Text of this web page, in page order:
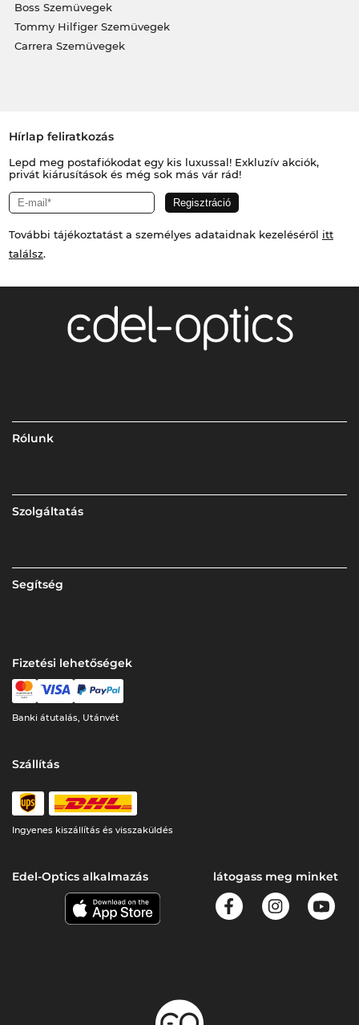
Boss Szemüvegek
Tommy Hilfiger Szemüvegek
Carrera Szemüvegek
Hírlap feliratkozás
Lepd meg postafiókodat egy kis luxussal! Exkluzív akciók,
privát kiárusítások és még sok más vár rád!
További tájékoztatást a személyes adataidnak kezeléséről itt
találsz.
Rólunk
Szolgáltatás
Segítség
Fizetési lehetőségek
Banki átutalás, Utánvét
Szállítás
Ingyenes kiszállítás és visszaküldés
Edel-Optics alkalmazás látogass meg minket